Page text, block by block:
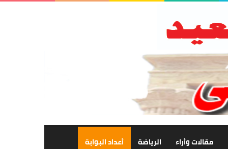
مقالات وأراء الرياضة أعداد البوابة